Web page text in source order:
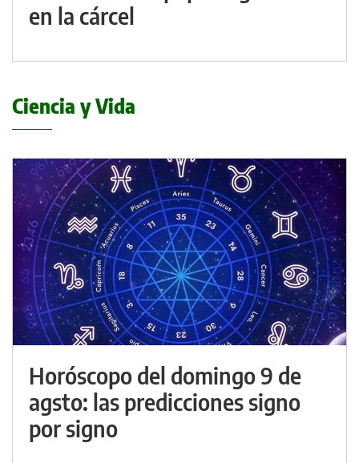
en la cárcel
Ciencia y Vida
Horóscopo del domingo 9 de
agsto: las predicciones signo
por signo